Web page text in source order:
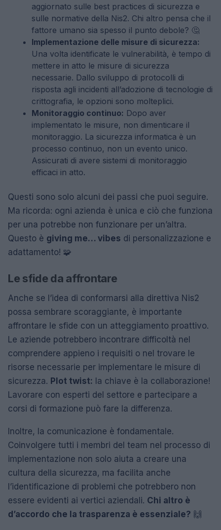
aggiornato sulle best practices di sicurezza e
sulle normative della Nis2. Chi altro pensa che il
fattore umano sia spesso il punto debole? 🤔
Implementazione delle misure di sicurezza:
Una volta identificate le vulnerabilità, è tempo di
mettere in atto le misure di sicurezza
necessarie. Dallo sviluppo di protocolli di
risposta agli incidenti all’adozione di tecnologie di
crittografia, le opzioni sono molteplici.
Monitoraggio continuo: Dopo aver
implementato le misure, non dimenticare il
monitoraggio. La sicurezza informatica è un
processo continuo, non un evento unico.
Assicurati di avere sistemi di monitoraggio
efficaci in atto.
Questi sono solo alcuni dei passi che puoi seguire.
Ma ricorda: ogni azienda è unica e ciò che funziona
per una potrebbe non funzionare per un’altra.
Questo è giving me… vibes di personalizzazione e
adattamento! 🧩
Le sfide da affrontare
Anche se l’idea di conformarsi alla direttiva Nis2
possa sembrare scoraggiante, è importante
affrontare le sfide con un atteggiamento proattivo.
Le aziende potrebbero incontrare difficoltà nel
comprendere appieno i requisiti o nel trovare le
risorse necessarie per implementare le misure di
sicurezza. Plot twist: la chiave è la collaborazione!
Lavorare con esperti del settore e partecipare a
corsi di formazione può fare la differenza.
Inoltre, la comunicazione è fondamentale.
Coinvolgere tutti i membri del team nel processo di
implementazione non solo aiuta a creare una
cultura della sicurezza, ma facilita anche
l’identificazione di problemi che potrebbero non
essere evidenti ai vertici aziendali. Chi altro è
d’accordo che la trasparenza è essenziale? 🙌